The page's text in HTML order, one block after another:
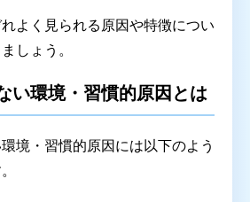
よく見られる原因や特徴につい
しょう。
い環境・習慣的原因とは
境・習慣的原因には以下のよう